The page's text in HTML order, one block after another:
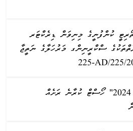
ކުންފުނީގެ މިނިވަން ޑިރެކްޓަރ
ސްކްރީނިންގ މަރުހަލާގެ ނަތީޖާ
"މަސްވެރިންގެ ދުވަސް 2024" ހޯސްޓް ކުރާނެ ރަށެއް